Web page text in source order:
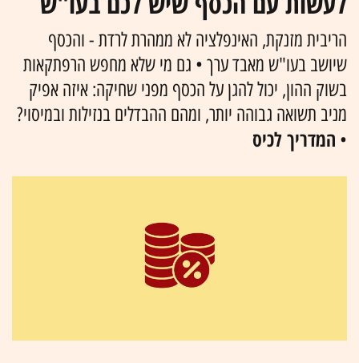
הריבית מזנקת, האינפלציה לא ממהרת לרדת - והכסף
שיושב בעו"ש מאבד ערך • גם מי שלא מחפש הרפתקאות
בשוק ההון, יכול להגן על הכסף מפני שחיקה: איזה אפיק
מניב תשואה גבוהה יותר, ומהם ההבדלים בנזילות ובמיסוי?
• המדריך לכיס